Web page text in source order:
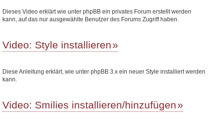
Dieses Video erklärt wie unter phpBB ein privates Forum erstellt werden
kann, auf das nur ausgewählte Benutzer des Forums Zugriff haben.
Video: Style installieren
Diese Anleitung erklärt, wie unter phpBB 3.x ein neuer Style installiert werden
kann.
Video: Smilies installieren/hinzufügen